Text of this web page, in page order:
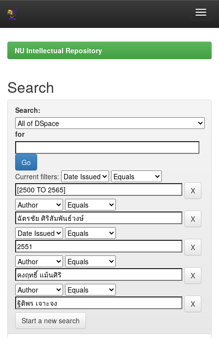
navigationNU Intellectual Repository
Search
Search:
for
Current filters:
Start a new search